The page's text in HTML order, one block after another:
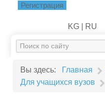
Регистрация
KG | RU
Искать...
Вы здесь: Главная
Для учащихся вузов